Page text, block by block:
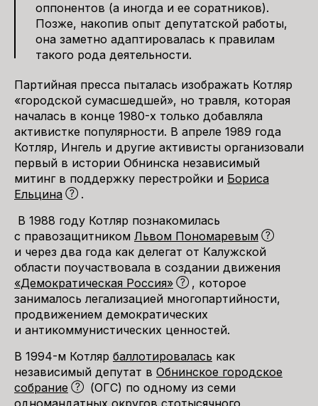
оппонентов (а иногда и ее соратников).
Позже, накопив опыт депутатской работы,
она заметно адаптировалась к правилам
такого рода деятельности.
Партийная пресса пыталась изображать Котляр
«городской сумасшедшей», но травля, которая
началась в конце 1980-х только добавляла
активистке популярности. В апреле 1989 года
Котляр, Ингель и другие активисты организовали
первый в истории Обнинска независимый
митинг в поддержку перестройки и Бориса
Ельцина
.
В 1988 году Котляр познакомилась
с правозащитником Львом Пономаревым
и через два года как делегат от Калужской
области поучаствовала в создании движения
«Демократическая Россия»
, которое
занималось легализацией многопартийности,
продвижением демократических
и антикоммунистических ценностей.
В 1994-м Котляр баллотировалась как
независимый депутат в Обнинское городское
собрание
(ОГС) по одному из семи
одномандатных округов стотысячного